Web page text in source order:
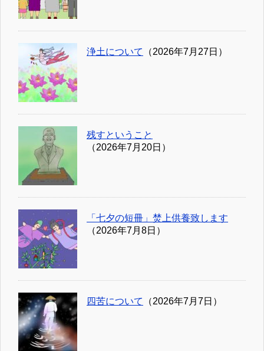
浄土について （2026年7月27日）
残すということ
（2026年7月20日）
「七夕の短冊」焚上供養致します
（2026年7月8日）
四苦について （2026年7月7日）